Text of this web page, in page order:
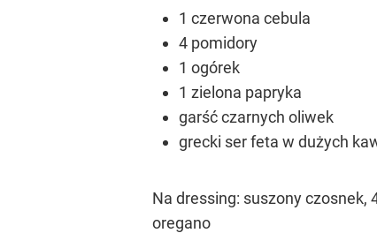
1 czerwona cebula
4 pomidory
1 ogórek
1 zielona papryka
garść czarnych oliwek
grecki ser feta w dużych
Na dressing: suszony czosnek,
oregano